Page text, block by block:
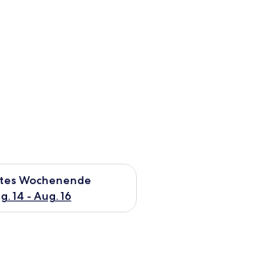
7 - Aug. 9.
Wochenende
14 - Aug. 16
für nächstes Wochenende, Aug.
einem Raum mit schlichten Wänden und Fliesenboden.